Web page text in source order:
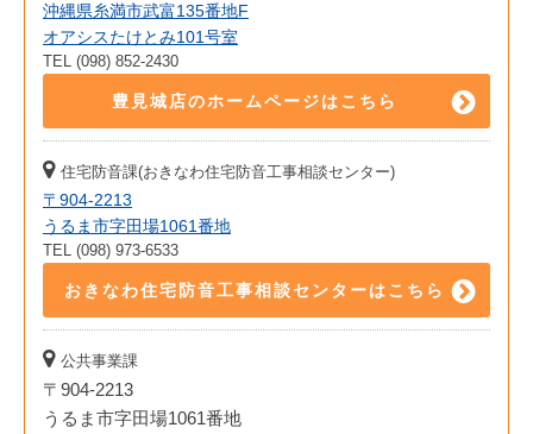
沖縄県糸満市武富135番地F
オアシスたけとみ101号室
TEL (098) 852-2430
豊見城店のホームページはこちら
住宅防音課(おきなわ住宅防音工事相談センター)
〒904-2213
うるま市字田場1061番地
TEL (098) 973-6533
おきなわ住宅防音工事相談センターはこちら
公共事業課
〒904-2213
うるま市字田場1061番地